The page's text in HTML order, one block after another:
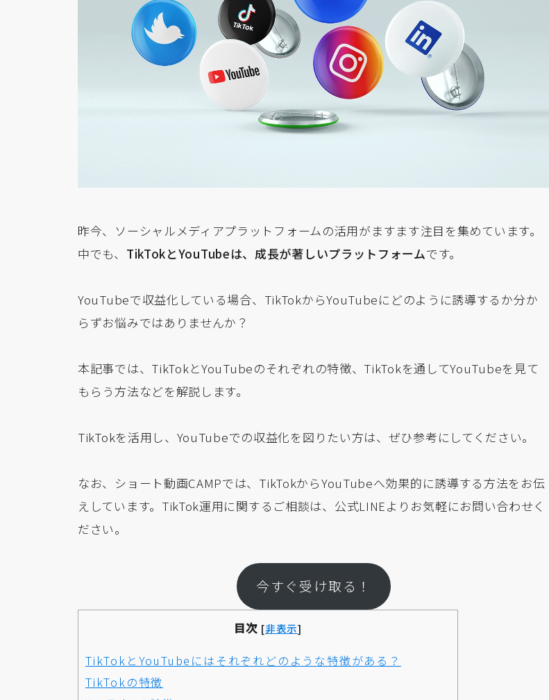
昨今、ソーシャルメディアプラットフォームの活用がますます注目を集めています。
中でも、 TikTokとYouTubeは、成長が著しいプラットフォームです。
YouTubeで収益化している場合、TikTokからYouTubeにどのように誘導するか分か
らずお悩みではありませんか？
本記事では、TikTokとYouTubeのそれぞれの特徴、TikTokを通してYouTubeを見て
もらう方法などを解説します。
TikTokを活用し、YouTubeでの収益化を図りたい方は、ぜひ参考にしてください。
なお、ショート動画CAMPでは、TikTokからYouTubeへ効果的に誘導する方法をお伝
えしています。TikTok運用に関するご相談は、公式LINEよりお気軽にお問い合わせく
ださい。
今すぐ受け取る！
目次 [非表示]
TikTokとYouTubeにはそれぞれどのような特徴がある？
TikTokの特徴